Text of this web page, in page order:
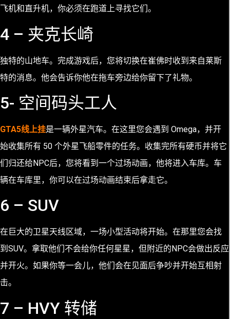
飞机和直升机，你必须在跑道上寻找它们。
4 – 夹克长崎
独特的山地车。完成游戏后，您将切换在崔佛时收到来自莱斯
特的消息。他会告诉你他在拖车旁边给你留下了礼物。
5- 空间码头工人
GTA5线上挂是一辆外星汽车。在这里您会遇到 Omega，并开
始收集所有 50 个外星飞船零件的任务。收集完所有硬币并将它
们归还给NPC后，您将看到一个过场动画，他将进入车库。车
辆在车库里，你可以在过场动画结束后拿走它。
6 – SUV
在巨大的卫星天线区域，一场小型活动将开始。在那里您会找
到SUV。拿取他们不会给你任何星星，但附近的NPC会做出反应
并开火。如果你等一会儿，他们会在见面后争吵并开始互相射
击。
7 – HVY 转储